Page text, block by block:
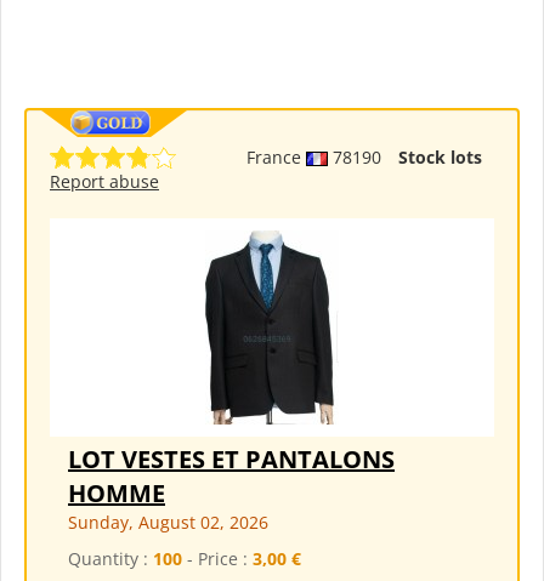
France 78190
Stock lots
Report abuse
LOT VESTES ET PANTALONS
HOMME
Sunday, August 02, 2026
Quantity : 100 - Price : 3,00 €